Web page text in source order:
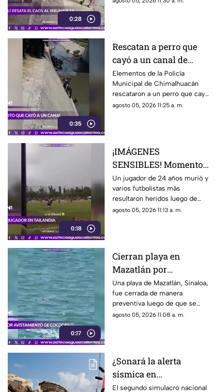
0:28
0:35
Rescatan a perro que
cayó a un canal de
aguas negras en
Chimalhuacán
Elementos de la Policía
Municipal de Chimalhuacán
rescataron a un perro que cayó
a un canal de aguas negras,
agosto 05, 2026 11:25 a. m.
0:18
¡IMÁGENES
SENSIBLES! Momento
en el que rayo cae
durante partido de
fútbol y mata a jugador
Un jugador de 24 años murió y
varios futbolistas más
resultaron heridos luego de
que un rayo impactara el
agosto 05, 2026 11:13 a. m.
0:17
Cierran playa en
Mazatlán por
avistamiento de
cocodrilo
Una playa de Mazatlán, Sinaloa,
fue cerrada de manera
preventiva luego de que se
reportara el avistamiento de un
agosto 05, 2026 11:08 a. m.
¿Sonará la alerta
sísmica en
Aguascalientes? Fecha
El segundo simulacro nacional